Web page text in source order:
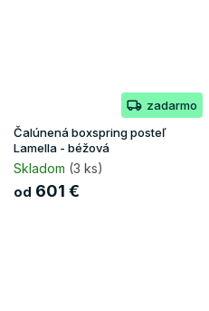
zadarmo
Čalúnená boxspring posteľ
Lamella - béžová
Skladom (3 ks)
od 601 €